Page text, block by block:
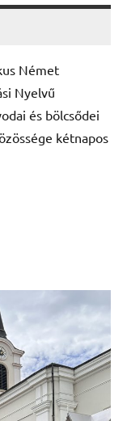
Német
Nyelvű
és bölcsődei
kétnapos